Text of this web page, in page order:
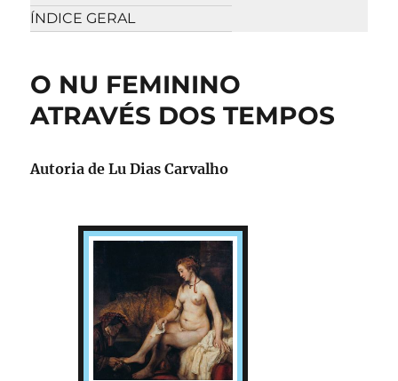
ÍNDICE GERAL
O NU FEMININO
ATRAVÉS DOS TEMPOS
Autoria de Lu Dias Carvalho